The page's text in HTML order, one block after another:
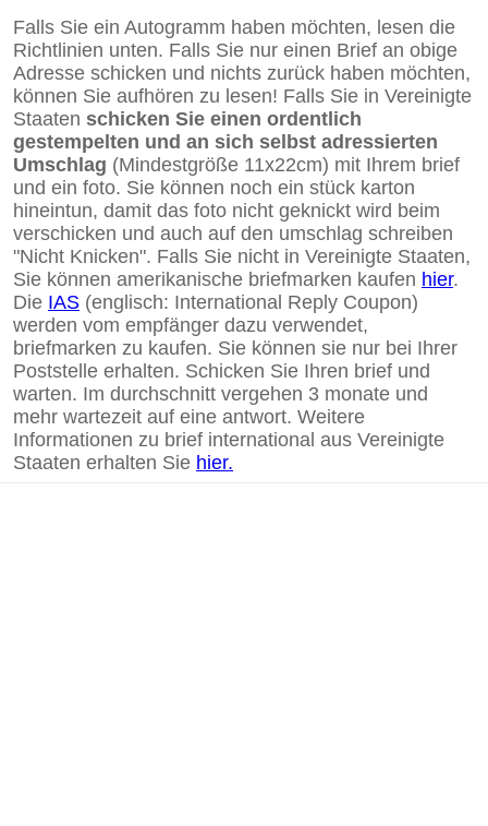
Falls Sie ein Autogramm haben möchten, lesen die
Richtlinien unten. Falls Sie nur einen Brief an obige
Adresse schicken und nichts zurück haben möchten,
können Sie aufhören zu lesen! Falls Sie in Vereinigte
Staaten schicken Sie einen ordentlich
gestempelten und an sich selbst adressierten
Umschlag (Mindestgröße 11x22cm) mit Ihrem brief
und ein foto. Sie können noch ein stück karton
hineintun, damit das foto nicht geknickt wird beim
verschicken und auch auf den umschlag schreiben
"Nicht Knicken". Falls Sie nicht in Vereinigte Staaten,
Sie können amerikanische briefmarken kaufen hier.
Die IAS (englisch: International Reply Coupon)
werden vom empfänger dazu verwendet,
briefmarken zu kaufen. Sie können sie nur bei Ihrer
Poststelle erhalten. Schicken Sie Ihren brief und
warten. Im durchschnitt vergehen 3 monate und
mehr wartezeit auf eine antwort. Weitere
Informationen zu brief international aus Vereinigte
Staaten erhalten Sie hier.